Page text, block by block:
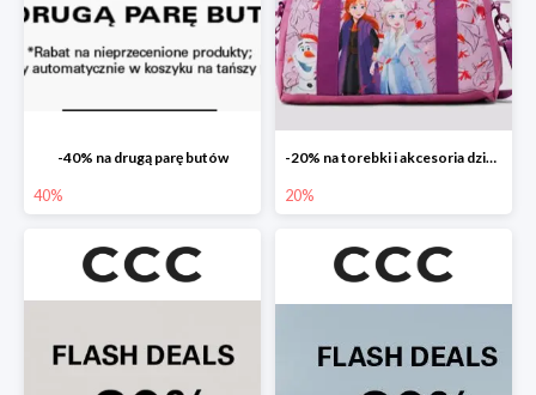
-40% na drugą parę butów
40%
-20% na torebki i akcesoria dziecięce
20%